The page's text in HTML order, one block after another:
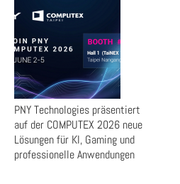
PNY Technologies präsentiert
auf der COMPUTEX 2026 neue
Lösungen für KI, Gaming und
professionelle Anwendungen